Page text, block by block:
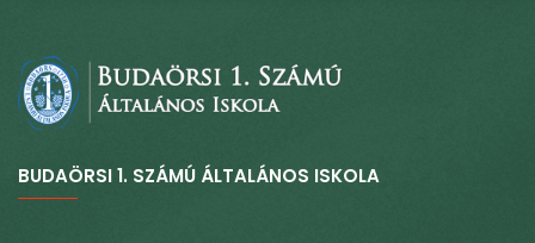
BUDAÖRSI 1. SZÁMÚ ÁLTALÁNOS ISKOLA